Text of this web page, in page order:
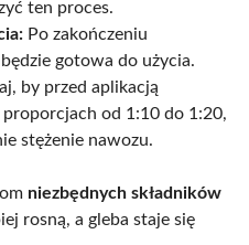
ten proces.
Po zakończeniu
gotowa do użycia.
by przed aplikacją
od 1:10 do 1:20,
stężenie nawozu.
niezbędnych składników
rosną, a gleba staje się